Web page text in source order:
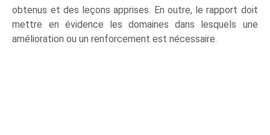
obtenus et des leçons apprises. En outre, le rapport doit
mettre en évidence les domaines dans lesquels une
amélioration ou un renforcement est nécessaire.